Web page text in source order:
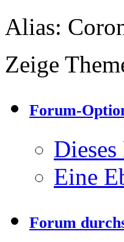
Alias:
Zeige
Forum-
Eine
Forum